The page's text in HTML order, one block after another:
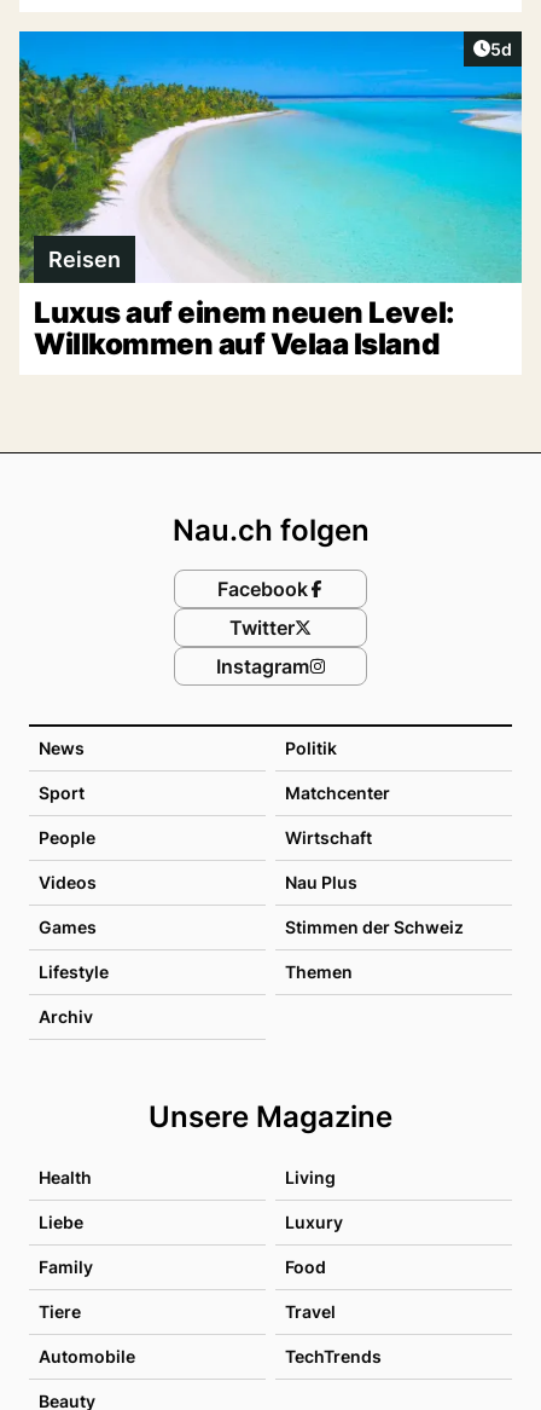
5d
Reisen
Luxus auf einem neuen Level:
Willkommen auf Velaa Island
News Politik
Sport Matchcenter
People Wirtschaft
Videos Nau Plus
Games Stimmen der Schweiz
Lifestyle Themen
Archiv
Unsere Magazine
Health Living
Liebe Luxury
Family Food
Tiere Travel
Automobile TechTrends
Beauty
Nau.ch folgen
Facebook
Twitter
Instagram